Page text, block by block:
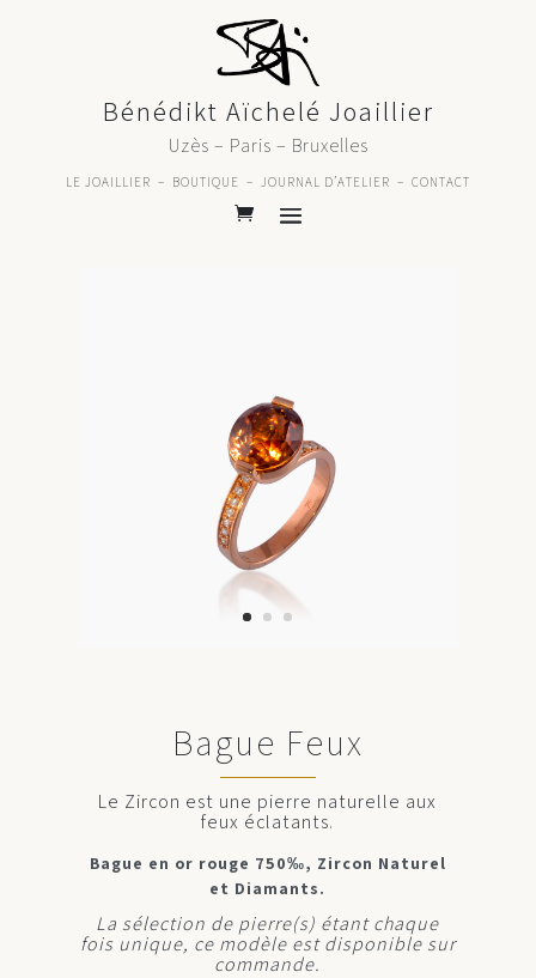
Bénédikt Aïchelé Joaillier
Uzès – Paris – Bruxelles
LE JOAILLIER – BOUTIQUE – JOURNAL D’ATELIER – CONTACT
Bague Feux
Le Zircon est une pierre naturelle aux
feux éclatants.
Bague en or rouge 750‰, Zircon Naturel
et Diamants.
La sélection de pierre(s) étant chaque
fois unique, ce modèle est disponible sur
commande.